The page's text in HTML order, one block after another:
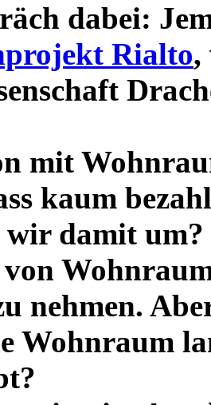
dabei:
Rialto,
mit
kaum
wir damit
nehmen.
Wohnraum